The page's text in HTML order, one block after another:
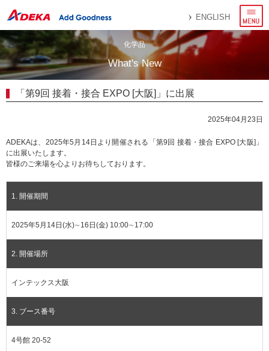
ENGLISH
ニ
ュ
化学品
What's New
「第9回 接着・接合 EXPO [大阪]」に出展
2025年04月23日
ADEKAは、2025年5月14日より開催される「第9回 接着・接合 EXPO [大阪]」
に出展いたします。
皆様のご来場を心よりお待ちしております。
1. 開催期間
2025年5月14日(水)∼16日(金) 10:00∼17:00
2. 開催場所
インテックス大阪
3. ブース番号
4号館 20-52